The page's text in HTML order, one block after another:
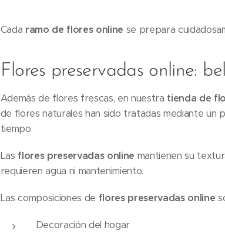
Cada ramo de flores online se prepara
Flores preservadas online:
Además de flores frescas, en nuestra tienda de
de flores naturales han sido tratadas mediante un
tiempo.
Las flores preservadas online mantienen su
requieren agua ni mantenimiento.
Las composiciones de flores preservadas online
Decoración del hogar